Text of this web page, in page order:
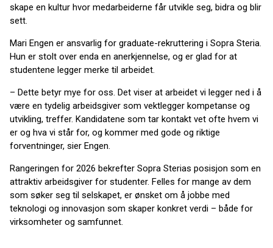
skape en kultur hvor medarbeiderne får utvikle seg, bidra og blir
sett.
Mari Engen er ansvarlig for graduate-rekruttering i Sopra Steria.
Hun er stolt over enda en anerkjennelse, og er glad for at
studentene legger merke til arbeidet.
– Dette betyr mye for oss. Det viser at arbeidet vi legger ned i å
være en tydelig arbeidsgiver som vektlegger kompetanse og
utvikling, treffer. Kandidatene som tar kontakt vet ofte hvem vi
er og hva vi står for, og kommer med gode og riktige
forventninger, sier Engen.
Rangeringen for 2026 bekrefter Sopra Sterias posisjon som en
attraktiv arbeidsgiver for studenter. Felles for mange av dem
som søker seg til selskapet, er ønsket om å jobbe med
teknologi og innovasjon som skaper konkret verdi – både for
virksomheter og samfunnet.